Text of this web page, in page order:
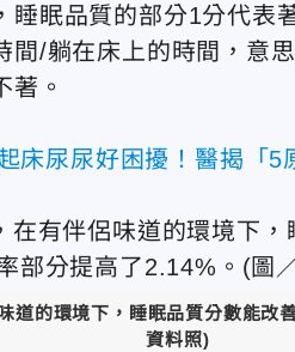
睡眠品質的部分1分代表
間/躺在床上的時間，意
著。
床尿尿好困擾！醫揭「5
道的環境下，睡眠品質分數能改
資料照)